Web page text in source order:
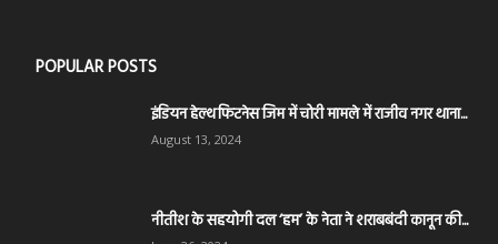
POPULAR POSTS
इंडियन हेल्थ फिटनेस जिम में चोरी मामले में राजीव नगर थाना...
August 13, 2024
नीतीश के सहयोगी दल ‘हम’ के नेता ने शराबबंदी कानून की...